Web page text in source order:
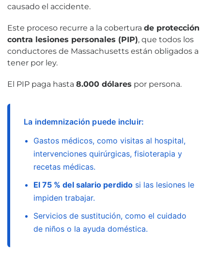
causado el accidente.
Este proceso recurre a la cobertura de protección
contra lesiones personales (PIP), que todos los
conductores de Massachusetts están obligados a
tener por ley.
El PIP paga hasta 8.000 dólares por persona.
La indemnización puede incluir:
Gastos médicos, como visitas al hospital,
intervenciones quirúrgicas, fisioterapia y
recetas médicas.
El 75 % del salario perdido si las lesiones le
impiden trabajar.
Servicios de sustitución, como el cuidado
de niños o la ayuda doméstica.